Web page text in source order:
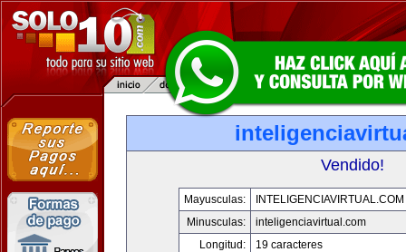
Vendido!
Mayusculas:
INTELIGENCIAVIRTUAL.COM
Minusculas:
inteligenciavirtual.com
Longitud:
19 caracteres